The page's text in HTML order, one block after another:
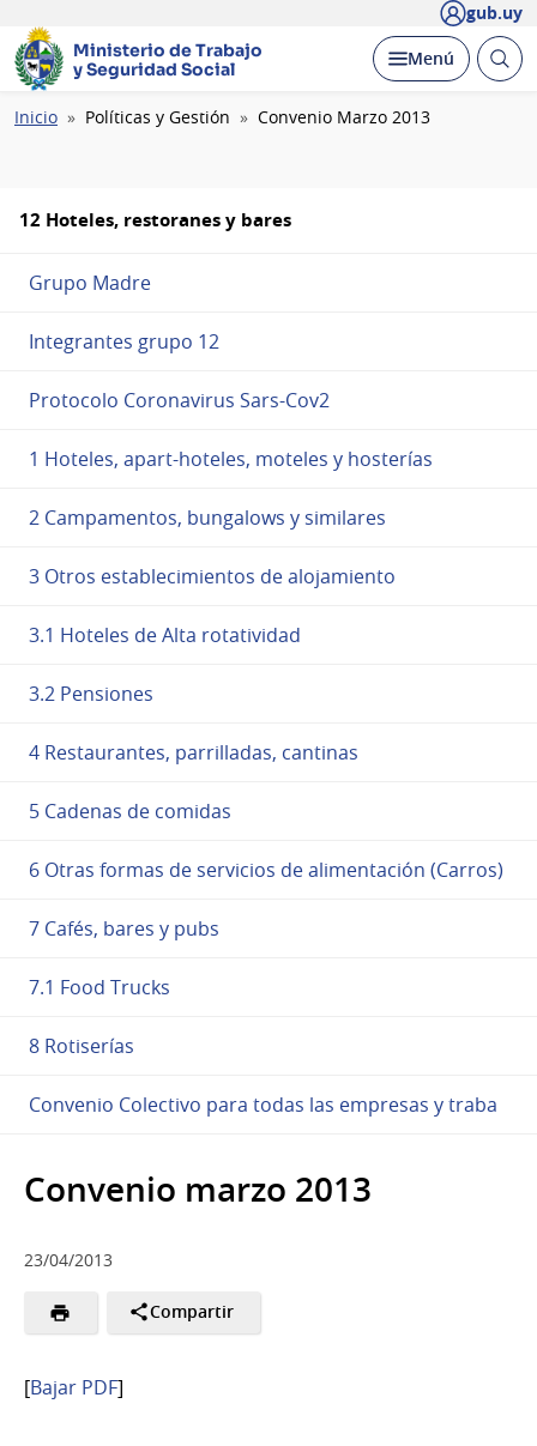
gub.uy
Ministerio de Trabajo
y Seguridad Social
Desplegar
Menú Abrir
Ruta
Inicio Políticas y Gestión Convenio Marzo 2013
12 Hoteles, restoranes y bares
Grupo Madre
Integrantes grupo 12
Protocolo Coronavirus Sars-Cov2
1 Hoteles, apart-hoteles, moteles y hosterías
2 Campamentos, bungalows y similares
3 Otros establecimientos de alojamiento
3.1 Hoteles de Alta rotatividad
3.2 Pensiones
4 Restaurantes, parrilladas, cantinas
5 Cadenas de comidas
6 Otras formas de servicios de alimentación (Carros)
7 Cafés, bares y pubs
7.1 Food Trucks
8 Rotiserías
Convenio Colectivo para todas las empresas y traba
Convenio marzo 2013
23/04/2013
Compartir
[Bajar PDF]